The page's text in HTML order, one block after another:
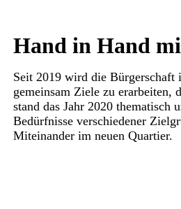
Hand in Hand
Seit 2019 wird die Bürgerschaft
gemeinsam Ziele zu erarbeiten,
stand das Jahr 2020
Bedürfnisse verschiedener
Miteinander im neuen Quartier.